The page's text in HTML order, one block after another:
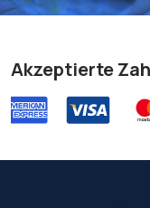
Akzeptierte